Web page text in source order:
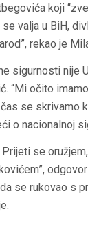
koji
se valja u BiH,
rekao je
sigurnosti nije
“Mi očito
se skrivamo
o nacionalnoj
se
se rukovao s